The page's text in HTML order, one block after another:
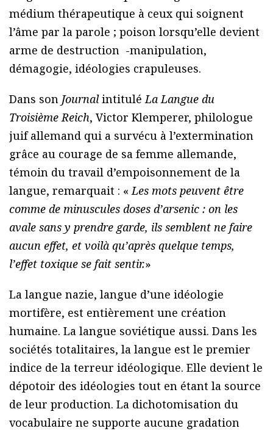
médium thérapeutique à ceux qui soignent
l’âme par la parole ; poison lorsqu’elle devient
arme de destruction -manipulation,
démagogie, idéologies crapuleuses.
Dans son JournalintituléLa Langue du
Troisième Reich, Victor Klemperer, philologue
juif allemand qui a survécu à l’extermination
grâce au courage de sa femme allemande,
témoin du travail d’empoisonnement de la
langue, remarquait : « Les mots peuvent être
comme de minuscules doses d’arsenic : on les
avale sans y prendre garde, ils semblent ne faire
aucun effet, et voilà qu’après quelque temps,
l’effet toxique se fait sentir.»
La langue nazie, langue d’une idéologie
mortifère, est entièrement une création
humaine. La langue soviétique aussi. Dans les
sociétés totalitaires, la langue est le premier
indice de la terreur idéologique. Elle devient le
dépotoir des idéologies tout en étant la source
de leur production. La dichotomisation du
vocabulaire ne supporte aucune gradation